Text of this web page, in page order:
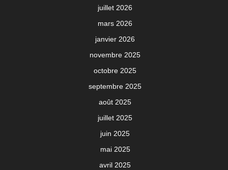
juillet 2026
mars 2026
janvier 2026
novembre 2025
octobre 2025
septembre 2025
août 2025
juillet 2025
juin 2025
mai 2025
avril 2025